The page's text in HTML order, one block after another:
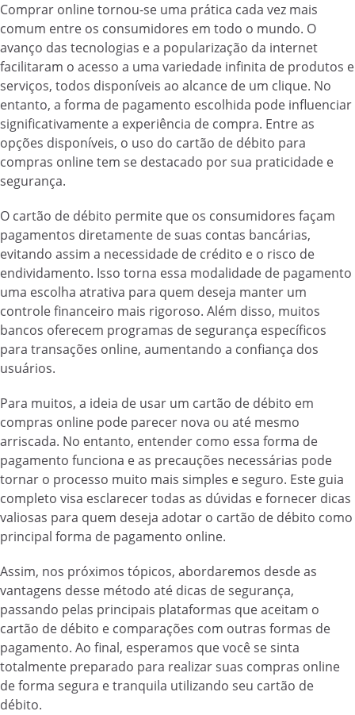
Comprar online tornou-se uma prática cada vez mais
comum entre os consumidores em todo o mundo. O
avanço das tecnologias e a popularização da internet
facilitaram o acesso a uma variedade infinita de produtos e
serviços, todos disponíveis ao alcance de um clique. No
entanto, a forma de pagamento escolhida pode influenciar
significativamente a experiência de compra. Entre as
opções disponíveis, o uso do cartão de débito para
compras online tem se destacado por sua praticidade e
segurança.
O cartão de débito permite que os consumidores façam
pagamentos diretamente de suas contas bancárias,
evitando assim a necessidade de crédito e o risco de
endividamento. Isso torna essa modalidade de pagamento
uma escolha atrativa para quem deseja manter um
controle financeiro mais rigoroso. Além disso, muitos
bancos oferecem programas de segurança específicos
para transações online, aumentando a confiança dos
usuários.
Para muitos, a ideia de usar um cartão de débito em
compras online pode parecer nova ou até mesmo
arriscada. No entanto, entender como essa forma de
pagamento funciona e as precauções necessárias pode
tornar o processo muito mais simples e seguro. Este guia
completo visa esclarecer todas as dúvidas e fornecer dicas
valiosas para quem deseja adotar o cartão de débito como
principal forma de pagamento online.
Assim, nos próximos tópicos, abordaremos desde as
vantagens desse método até dicas de segurança,
passando pelas principais plataformas que aceitam o
cartão de débito e comparações com outras formas de
pagamento. Ao final, esperamos que você se sinta
totalmente preparado para realizar suas compras online
de forma segura e tranquila utilizando seu cartão de
débito.